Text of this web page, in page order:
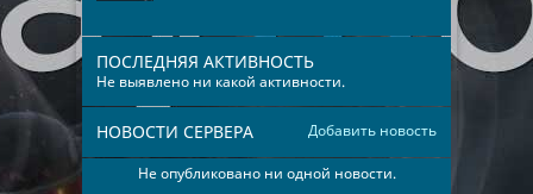
ПОСЛЕДНЯЯ АКТИВНОСТЬ
Не выявлено ни какой активности.
Добавить новость
НОВОСТИ СЕРВЕРА
Не опубликовано ни одной новости.